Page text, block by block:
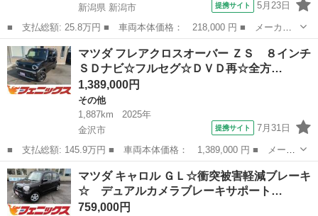
新潟県 新潟市
提携サイト 5月23日
■ 支払総額: 25.8万円 ■ 車両本体価格： 218,000 円 ■ メーカー
名： マツダ ■ 車種名： フレア ■ グレード名： ＸＧ オート
エアコン 電動格納ドアミラー キーレス ＣＤラジオ 純正フロア
マット 純正...
新潟 新潟市 その他
マツダ フレアクロスオーバー ＺＳ ８インチ
ＳＤナビ☆フルセグ☆ＤＶＤ再☆全方…
1,389,000円
その他
1,887km
2025年
金沢市
提携サイト 7月31日
■ 支払総額: 145.9万円 ■ 車両本体価格： 1,389,000 円 ■ メーカ
ー名： マツダ ■ 車種名： フレアクロスオーバー ■ グレード
名： ＺＳ ８インチＳＤナビ☆フルセグ☆ＤＶＤ再☆全方位カメラ
☆ＥＴＣ☆...
石川 金沢市 その他
マツダ キャロル ＧＬ☆衝突被害軽減ブレーキ
☆ デュアルカメラブレーキサポート…
759,000円